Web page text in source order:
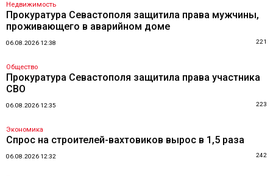
Недвижимость
Прокуратура Севастополя защитила права мужчины,
проживающего в аварийном доме
06.08.2026 12:38 221
Общество
Прокуратура Севастополя защитила права участника
СВО
06.08.2026 12:35 223
Экономика
Спрос на строителей-вахтовиков вырос в 1,5 раза
06.08.2026 12:32 242